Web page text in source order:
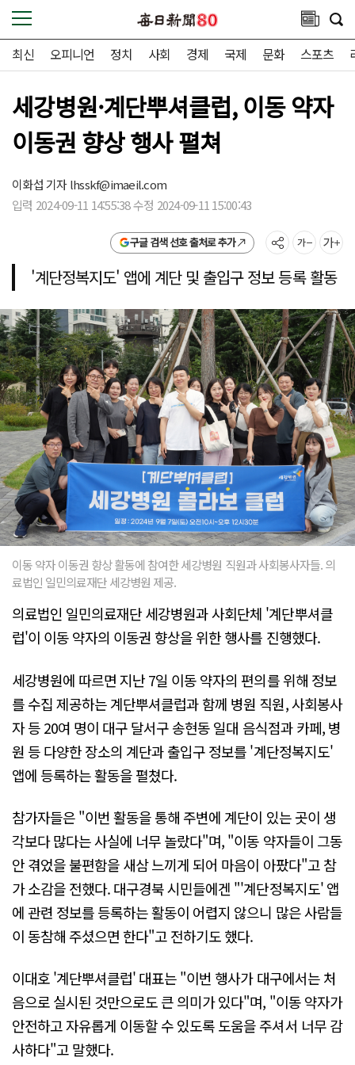
최신 오피니언 정치 사회 경제 국제 문화 스포츠
세강병원·계단뿌셔클럽, 이동 약자
이동권 향상 행사 펼쳐
이화섭 기자lhsskf@imaeil.com
입력 2024-09-11 14:55:38 수정 2024-09-11 15:00:43
구글 검색 선호 출처로 추가
'계단정복지도' 앱에 계단 및 출입구 정보 등록 활동
이동 약자 이동권 향상 활동에 참여한 세강병원 직원과 사회봉사자들. 의
료법인 일민의료재단 세강병원 제공.
의료법인 일민의료재단 세강병원과 사회단체 '계단뿌셔클
럽'이 이동 약자의 이동권 향상을 위한 행사를 진행했다.
세강병원에 따르면 지난 7일 이동 약자의 편의를 위해 정보
를 수집 제공하는 계단뿌셔클럽과 함께 병원 직원, 사회봉사
자 등 20여 명이 대구 달서구 송현동 일대 음식점과 카페, 병
원 등 다양한 장소의 계단과 출입구 정보를 '계단정복지도'
앱에 등록하는 활동을 펼쳤다.
참가자들은 "이번 활동을 통해 주변에 계단이 있는 곳이 생
각보다 많다는 사실에 너무 놀랐다"며, "이동 약자들이 그동
안 겪었을 불편함을 새삼 느끼게 되어 마음이 아팠다"고 참
가 소감을 전했다. 대구경북 시민들에겐 "'계단정복지도' 앱
에 관련 정보를 등록하는 활동이 어렵지 않으니 많은 사람들
이 동참해 주셨으면 한다"고 전하기도 했다.
이대호 '계단뿌셔클럽' 대표는 "이번 행사가 대구에서는 처
음으로 실시된 것만으로도 큰 의미가 있다"며, "이동 약자가
안전하고 자유롭게 이동할 수 있도록 도움을 주셔서 너무 감
사하다"고 말했다.